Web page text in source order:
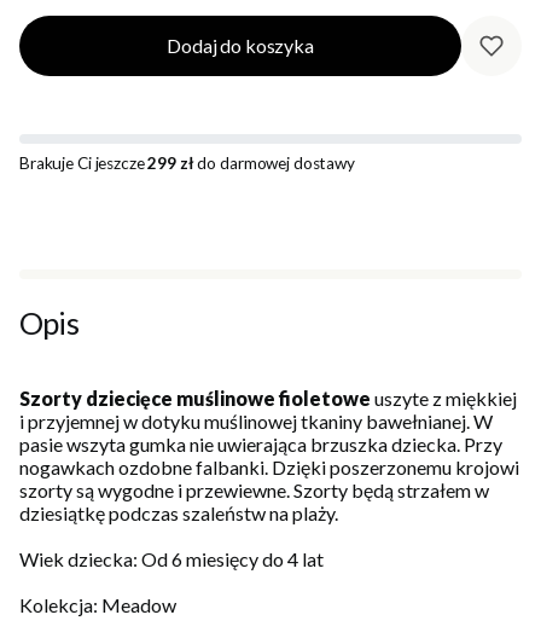
Dodaj do koszyka
Brakuje Ci jeszcze299 złdo darmowej dostawy
Opis
Szorty dziecięce muślinowe fioletowe uszyte z miękkiej
i przyjemnej w dotyku muślinowej tkaniny bawełnianej. W
pasie wszyta gumka nie uwierająca brzuszka dziecka. Przy
nogawkach ozdobne falbanki. Dzięki poszerzonemu krojowi
szorty są wygodne i przewiewne. Szorty będą strzałem w
dziesiątkę podczas szaleństw na plaży.
Wiek dziecka: Od 6 miesięcy do 4 lat
Kolekcja: Meadow